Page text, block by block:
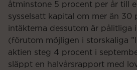
åtminstone 5 procent per år till
sysselsatt kapital om mer än 30
intäkterna dessutom är pålitliga
(förutom möjligen i storskaliga
aktien steg 4 procent i
släppt en halvårsrapport med